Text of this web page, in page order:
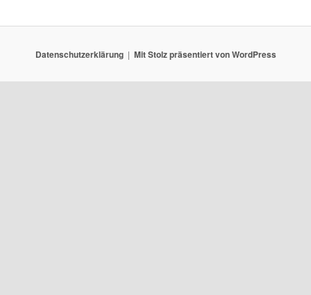
Datenschutzerklärung Mit Stolz präsentiert von WordPress